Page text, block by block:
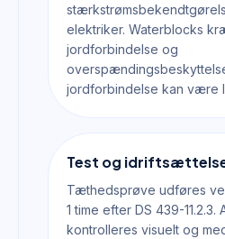
elektriker. Waterblocks
jordforbindelse og
jordforbindelse kan være
Test og
Tæthedsprøve udføres
1 time efter DS 439-11.2.3.
kontrolleres visuelt og